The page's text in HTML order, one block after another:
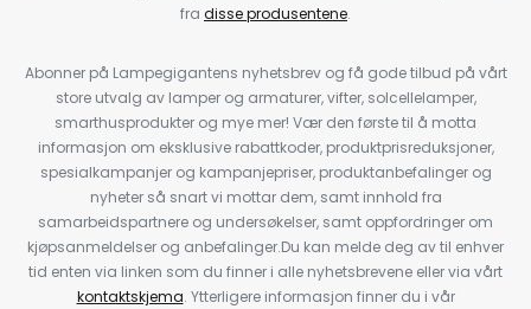
fra disse produsentene.
Abonner på Lampegigantens nyhetsbrev og få gode tilbud på vårt
store utvalg av lamper og armaturer, vifter, solcellelamper,
smarthusprodukter og mye mer! Vær den første til å motta
informasjon om eksklusive rabattkoder, produktprisreduksjoner,
spesialkampanjer og kampanjepriser, produktanbefalinger og
nyheter så snart vi mottar dem, samt innhold fra
samarbeidspartnere og undersøkelser, samt oppfordringer om
kjøpsanmeldelser og anbefalinger.Du kan melde deg av til enhver
tid enten via linken som du finner i alle nyhetsbrevene eller via vårt
kontaktskjema. Ytterligere informasjon finner du i vår